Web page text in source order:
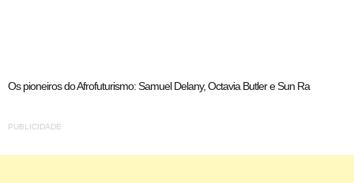
Os pioneiros do Afrofuturismo: Samuel Delany, Octavia Butler e Sun Ra
PUBLICIDADE